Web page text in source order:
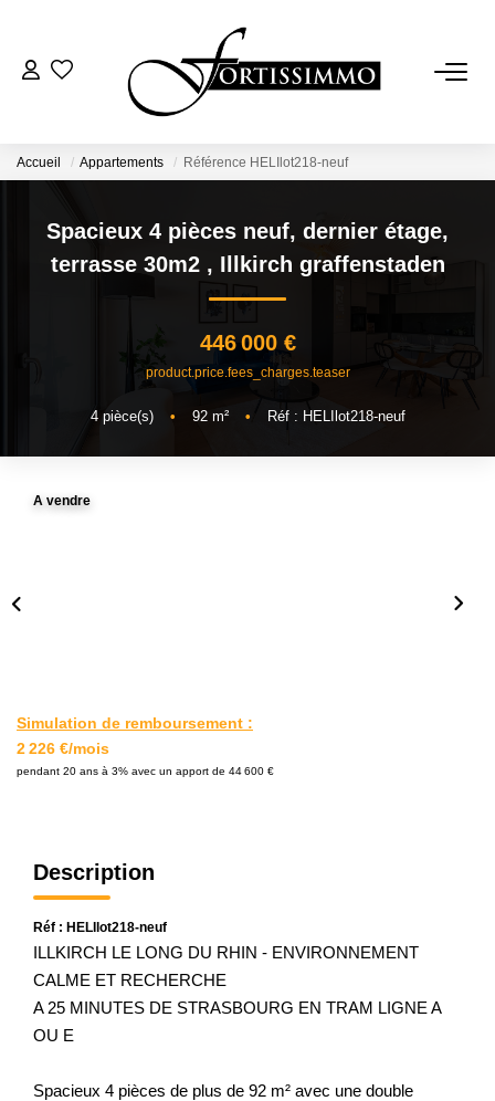
Tous Nos Biens
Neuf
GESTION
Accueil Appartements Référence HELIlot218-neuf
Spacieux 4 pièces neuf, dernier étage,
terrasse 30m2 , Illkirch graffenstaden
446 000 €
product.price.fees_charges.teaser
4pièce(s) • 92m² • Réf : HELIlot218-neuf
A vendre
Simulation de remboursement :
2 226 €/mois
pendant 20 ans à 3% avec un apport de 44 600 €
Description
Réf : HELIlot218-neuf
ILLKIRCH LE LONG DU RHIN - ENVIRONNEMENT
CALME ET RECHERCHE
A 25 MINUTES DE STRASBOURG EN TRAM LIGNE A
OU E
Spacieux 4 pièces de plus de 92 m² avec une double